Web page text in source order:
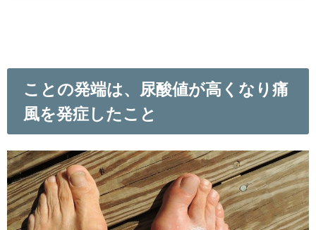
ことの発端は、尿酸値が高くなり痛
風を発症したこと